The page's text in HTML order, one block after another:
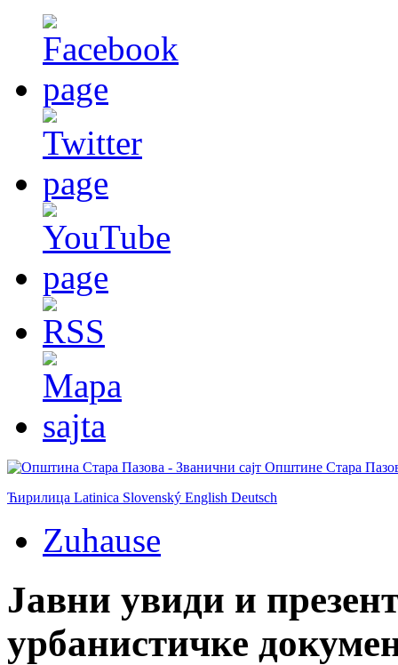
Ћирилица Latinica Slovenský English Deutsch
Zuhause
Јавни увиди и
урбанистичке